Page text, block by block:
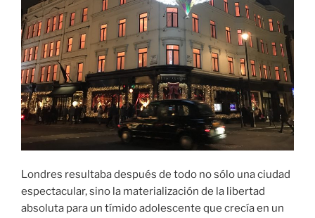
Londres resultaba después de todo no sólo una ciudad
espectacular, sino la materialización de la libertad
absoluta para un tímido adolescente que crecía en un